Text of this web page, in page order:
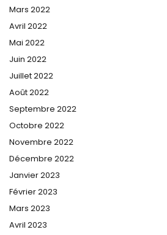
Mars 2022
Avril 2022
Mai 2022
Juin 2022
Juillet 2022
Août 2022
Septembre 2022
Octobre 2022
Novembre 2022
Décembre 2022
Janvier 2023
Février 2023
Mars 2023
Avril 2023